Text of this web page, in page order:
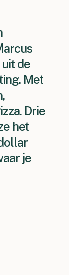
de
Met
Drie
het
je